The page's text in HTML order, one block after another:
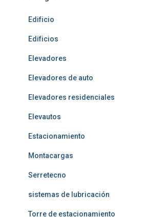
Edificio
Edificios
Elevadores
Elevadores de auto
Elevadores residenciales
Elevautos
Estacionamiento
Montacargas
Serretecno
sistemas de lubricación
Torre de estacionamiento